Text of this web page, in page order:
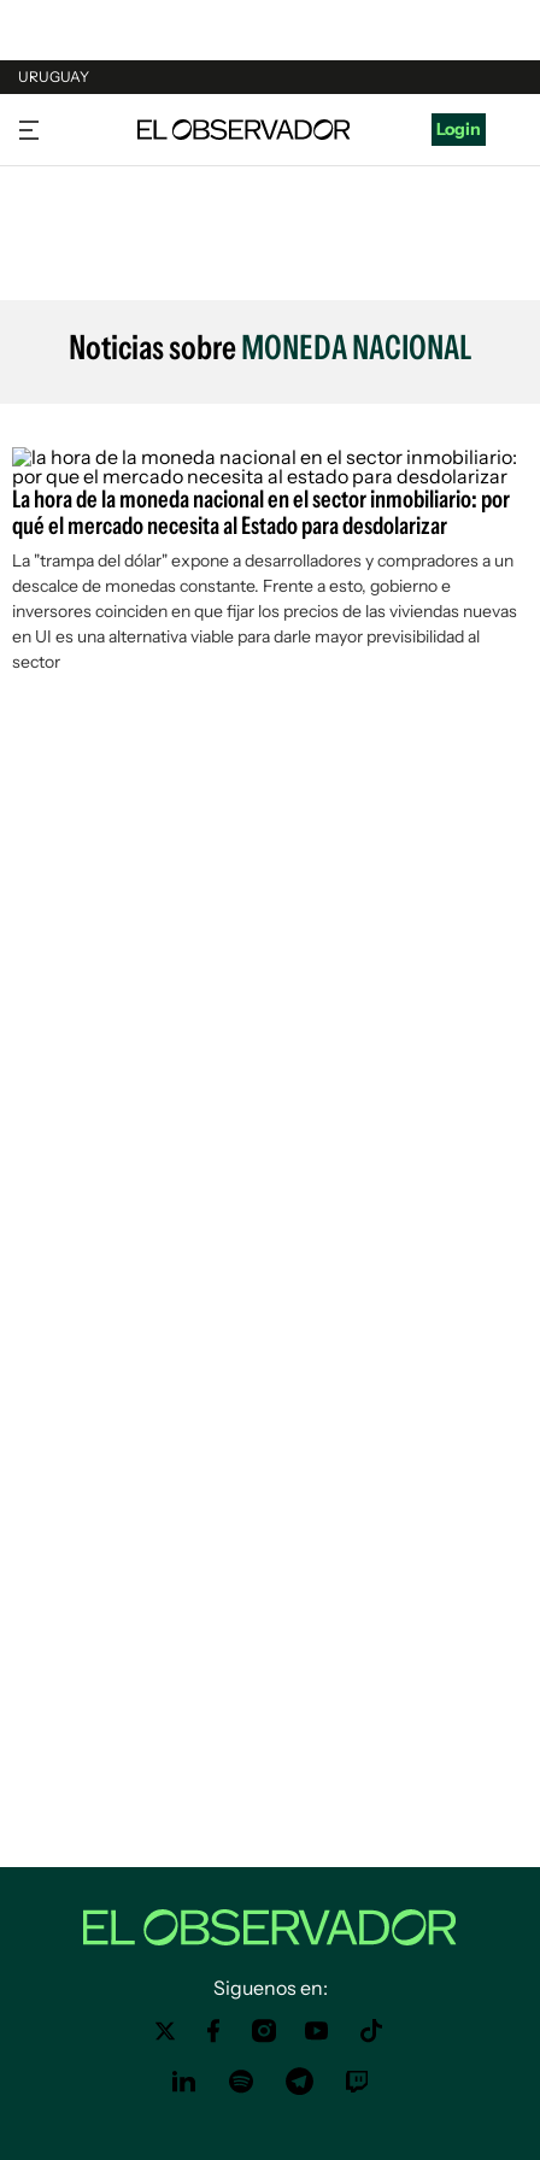
URUGUAY
URUGUAY
ARGENTINA
Login
Noticias sobreMONEDA NACIONAL
La hora de la moneda nacional en el sector inmobiliario: por
qué el mercado necesita al Estado para desdolarizar
La "trampa del dólar" expone a desarrolladores y compradores a un
descalce de monedas constante. Frente a esto, gobierno e
inversores coinciden en que fijar los precios de las viviendas nuevas
en UI es una alternativa viable para darle mayor previsibilidad al
sector
Siguenos en: